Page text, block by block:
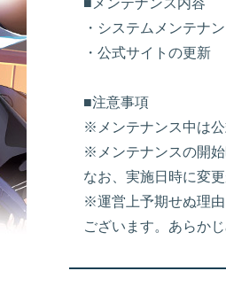
■メンテナンス内容
・システムメンテナ
・公式サイトの更新
■注意事項
※メンテナンス中は
※メンテナンスの開
なお、実施日時に変
※運営上予期せぬ理
ございます。あらか